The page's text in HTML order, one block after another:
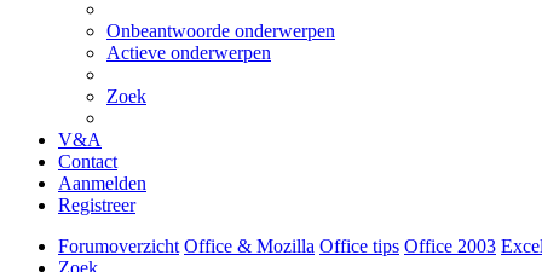
Onbeantwoorde onderwerpen
Actieve onderwerpen
Zoek
V&A
Contact
Aanmelden
Registreer
Forumoverzicht Office & Mozilla Office tips Office 2003